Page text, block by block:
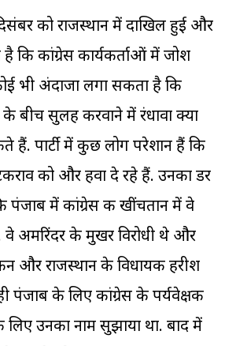
दिसंबर को राजस्थान में दाखिल हुई और
है कि कांग्रेस कार्यकर्ताओं में जोश
भी अंदाजा लगा सकता है कि
बीच सुलह करवाने में रंधावा क्या
हैं. पार्टी में कुछ लोग परेशान हैं कि
को और हवा दे रहे हैं. उनका डर
पंजाब में कांग्रेस की खींचतान में वे
अमरिंदर के मुखर विरोधी थे और
और राजस्थान के विधायक हरीश
पंजाब के लिए कांग्रेस के पर्यवेक्षक
उनका नाम सुझाया था. बाद में